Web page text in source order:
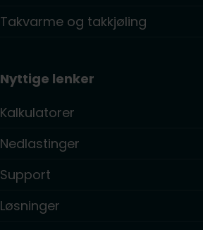
Takvarme og takkjøling
Nyttige lenker
Kalkulatorer
Nedlastinger
Support
Løsninger